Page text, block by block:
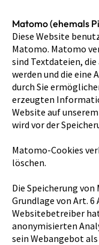
Matomo (ehemals
Diese Website
Matomo. Matomo
sind Textdateien,
werden und die eine
durch Sie
erzeugten
Website auf
wird vor der
Matomo-Cookies
löschen.
Die Speicherung
Grundlage von Art. 6
Websitebetreiber
anonymisierten
sein Webangebot